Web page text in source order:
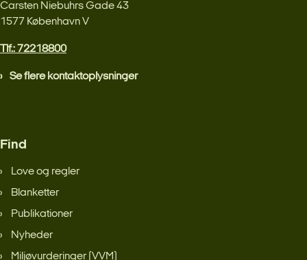
Carsten Niebuhrs Gade 43
1577 København V
Tlf.: 72218800
Se flere kontaktoplysninger
Find
Love og regler
Blanketter
Publikationer
Nyheder
Miljøvurderinger (VVM)